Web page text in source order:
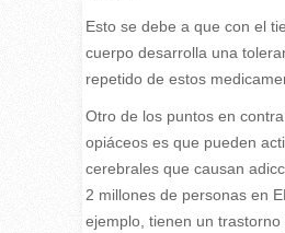
Esto se debe a que con el
cuerpo desarrolla una
repetido de estos
Otro de los puntos en
opiáceos es que pueden
cerebrales que causan
2 millones de personas en
ejemplo, tienen un trastorno